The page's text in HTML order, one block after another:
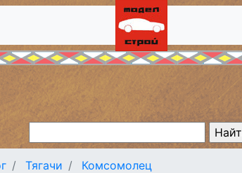
Тягачи Комсомолец